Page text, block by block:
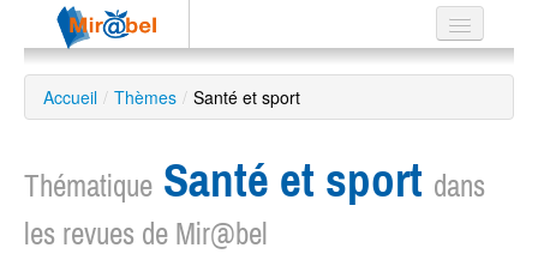
Le réseau
Soutien
Accueil / Thèmes / Santé et sport
Thématique Santé et sport dans
les revues de Mir@bel